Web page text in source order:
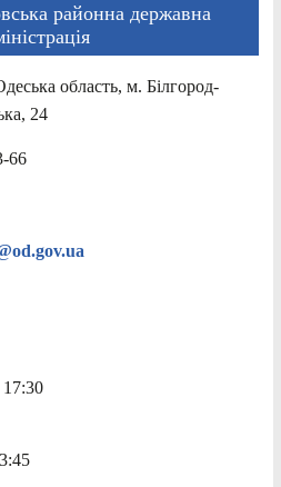
районна державна
область, м. Білгород-
24
66